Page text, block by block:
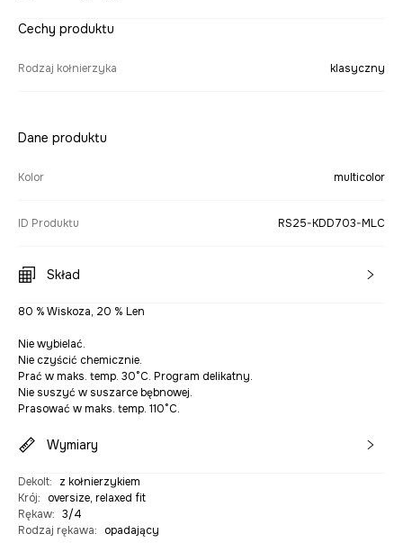
Cechy produktu
Rodzaj kołnierzyka klasyczny
Dane produktu
Kolor multicolor
ID Produktu RS25-KDD703-MLC
Skład
80 % Wiskoza, 20 % Len
Nie wybielać.
Nie czyścić chemicznie.
Prać w maks. temp. 30°C. Program delikatny.
Nie suszyć w suszarce bębnowej.
Prasować w maks. temp. 110°C.
Wymiary
Dekolt:
z kołnierzykiem
Krój:
oversize, relaxed fit
Rękaw: 3/4
Rodzaj rękawa: opadający